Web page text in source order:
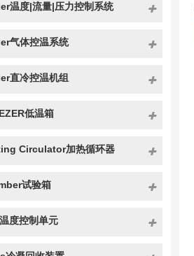
温度|流量|压力控制系统
气体控温系统
直冷控温机组
低温箱
Circulator加热循环器
试验箱
度控制单元